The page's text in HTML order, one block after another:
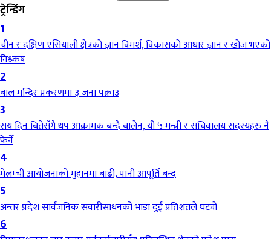
ट्रेन्डिंग
1
चीन र दक्षिण एसियाली क्षेत्रको ज्ञान विमर्श, विकासको आधार ज्ञान र खोज भएको
निश्र्कष
2
बाल मन्दिर प्रकरणमा ३ जना पक्राउ
3
सय दिन बितेसँगै थप आक्रामक बन्दै बालेन, यी ५ मन्त्री र सचिवालय सदस्यहरु नै
फेर्ने
4
मेलम्ची आयोजनाको मुहानमा बाढी, पानी आपूर्ति बन्द
5
अन्तर प्रदेश सार्वजनिक सवारीसाधनको भाडा दुई प्रतिशतले घट्यो
6